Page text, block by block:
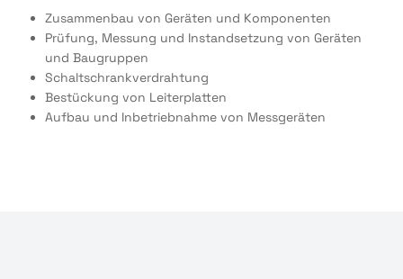
Zusammenbau von Geräten und Komponenten
Prüfung, Messung und Instandsetzung von Geräten
und Baugruppen
Schaltschrankverdrahtung
Bestückung von Leiterplatten
Aufbau und Inbetriebnahme von Messgeräten